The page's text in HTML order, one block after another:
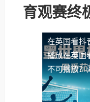
育观赛终
在英国看抖
播放在英国
不可播放？